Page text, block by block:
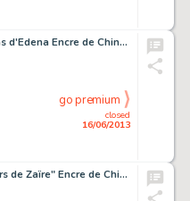
MOEBIUS Les Jardins d'Edena Encre de Chine pour la planche 24 de cet album.
closed
16/06/2013
go premium
HERGE "Aux lecteurs de Zaïre" Encre de Chine pour ce dessin signé et daté